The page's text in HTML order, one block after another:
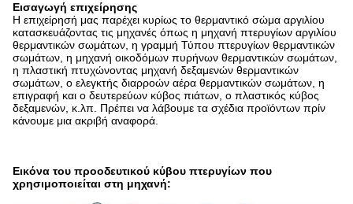
Εισαγωγή επιχείρησης
Η επιχείρησή μας παρέχει κυρίως το θερμαντικό σώμα αργιλίου
κατασκευάζοντας τις μηχανές όπως η μηχανή πτερυγίων αργιλίου
θερμαντικών σωμάτων, η γραμμή Τύπου πτερυγίων θερμαντικών
σωμάτων, η μηχανή οικοδόμων πυρήνων θερμαντικών σωμάτων,
η πλαστική πτυχώνοντας μηχανή δεξαμενών θερμαντικών
σωμάτων, ο ελεγκτής διαρροών αέρα θερμαντικών σωμάτων, η
επιγραφή και ο δευτερεύων κύβος πιάτων, ο πλαστικός κύβος
δεξαμενών, κ.λπ. Πρέπει να λάβουμε τα σχέδια προϊόντων πρίν
κάνουμε μια ακριβή αναφορά.
Εικόνα του προοδευτικού κύβου πτερυγίων που
χρησιμοποιείται στη μηχανή: